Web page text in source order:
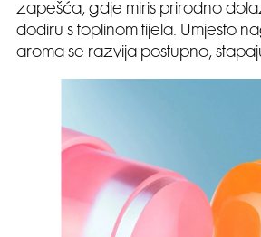
zapešća, gdje miris prirodno
dodiru s toplinom tijela. Umjesto
aroma se razvija postupno,